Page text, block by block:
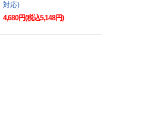
対応)
4,680円(税込5,148円)